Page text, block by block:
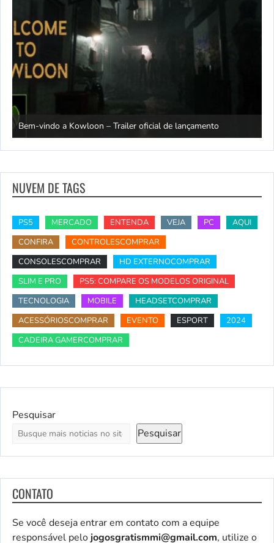
Bem-vindo a Kowloon – Trailer oficial de lançamento
NUVEM DE TAGS
PS5 MERCADO ENTENDA VEJA PC
AQUI
CONFIRA
CONTROLESCOMPRAR
CONSOLESCOMPRAR
HD EXTERNOCOMPRAR
SLIM E PRO
PS5: COMPARE OS MODELOS ORIGINAL
TECNOLOGIA
MOBILE
HEADSETCOMPRAR
ACESSÓRIOSCOMPRAR
EVENTO ESPORT
2024
CADEIRA GAMERCOMPRAR
Pesquisar
Pesquisar
CONTATO
Se você deseja entrar em contato com a equipe
responsável pelo jogosgratismmi@gmail.com, utilize o